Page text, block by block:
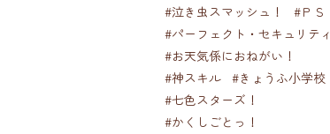
#泣き虫スマッシュ！
#ＰＳ
#パーフェクト・セキュリティ
#お天気係におねがい！
#神スキル #きょうふ小学校
#七色スターズ！
#かくしごとっ！